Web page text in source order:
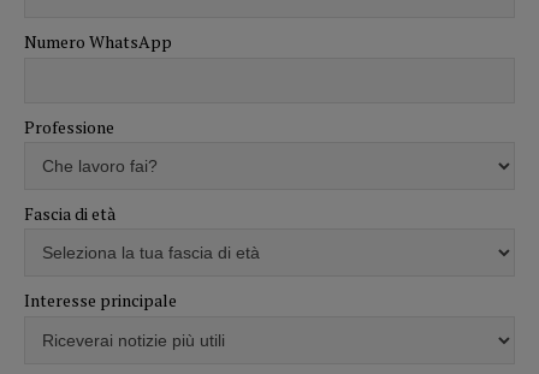
Numero WhatsApp
Professione
Fascia di età
Interesse principale